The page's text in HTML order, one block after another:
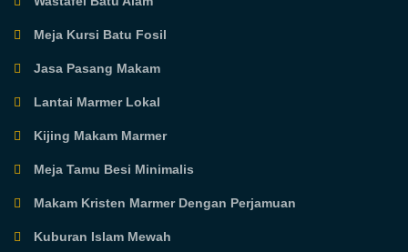
Meja Kursi Batu Fosil
Jasa Pasang Makam
Lantai Marmer Lokal
Kijing Makam Marmer
Meja Tamu Besi Minimalis
Makam Kristen Marmer Dengan Perjamuan
Kuburan Islam Mewah